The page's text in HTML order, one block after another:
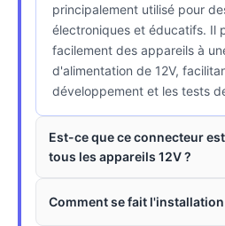
principalement utilisé pour
électroniques et éducatifs. Il
facilement des appareils à
d'alimentation de 12V,
développement et les tests
Est-ce que ce connecteur
tous les appareils 12V ?
Comment se fait